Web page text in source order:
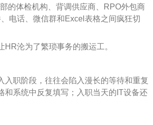
的体检机构、背调供应商、RPO外包商
电话、微信群和Excel表格之间疯狂切
HR沦为了繁琐事务的搬运工。
职阶段，往往会陷入漫长的等待和重复
和系统中反复填写；入职当天的IT设备还